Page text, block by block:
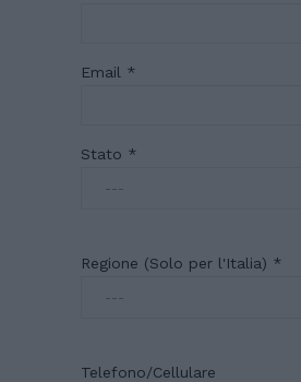
Email *
Stato *
Regione (Solo per l'Italia) *
Telefono/Cellulare